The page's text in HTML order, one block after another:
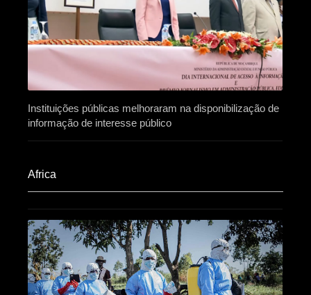
Instituições públicas melhoraram na disponibilização de
informação de interesse público
Africa​